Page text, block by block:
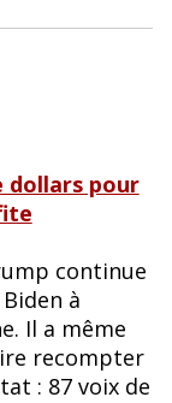
dollars pour
continue
à
Il a même
recompter
: 87 voix de